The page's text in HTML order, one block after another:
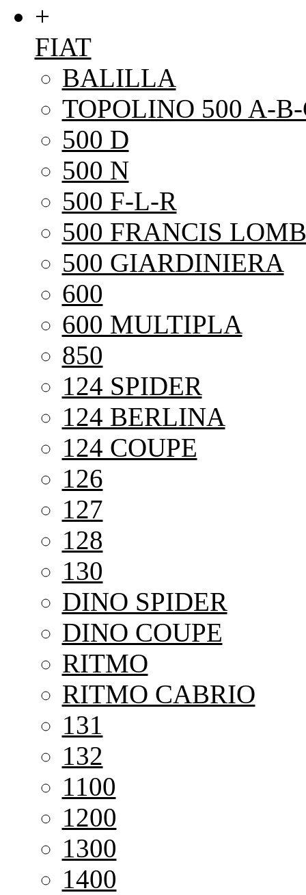
+
FIAT
BALILLA
TOPOLINO 500 A-
500 D
500 N
500 F-L-R
500 FRANCIS
500 GIARDINIERA
600
600 MULTIPLA
850
124 SPIDER
124 BERLINA
124 COUPE
126
127
128
130
DINO SPIDER
DINO COUPE
RITMO
RITMO CABRIO
131
132
1100
1200
1300
1400